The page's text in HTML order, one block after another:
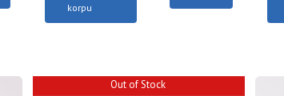
korpu
Out of Stock